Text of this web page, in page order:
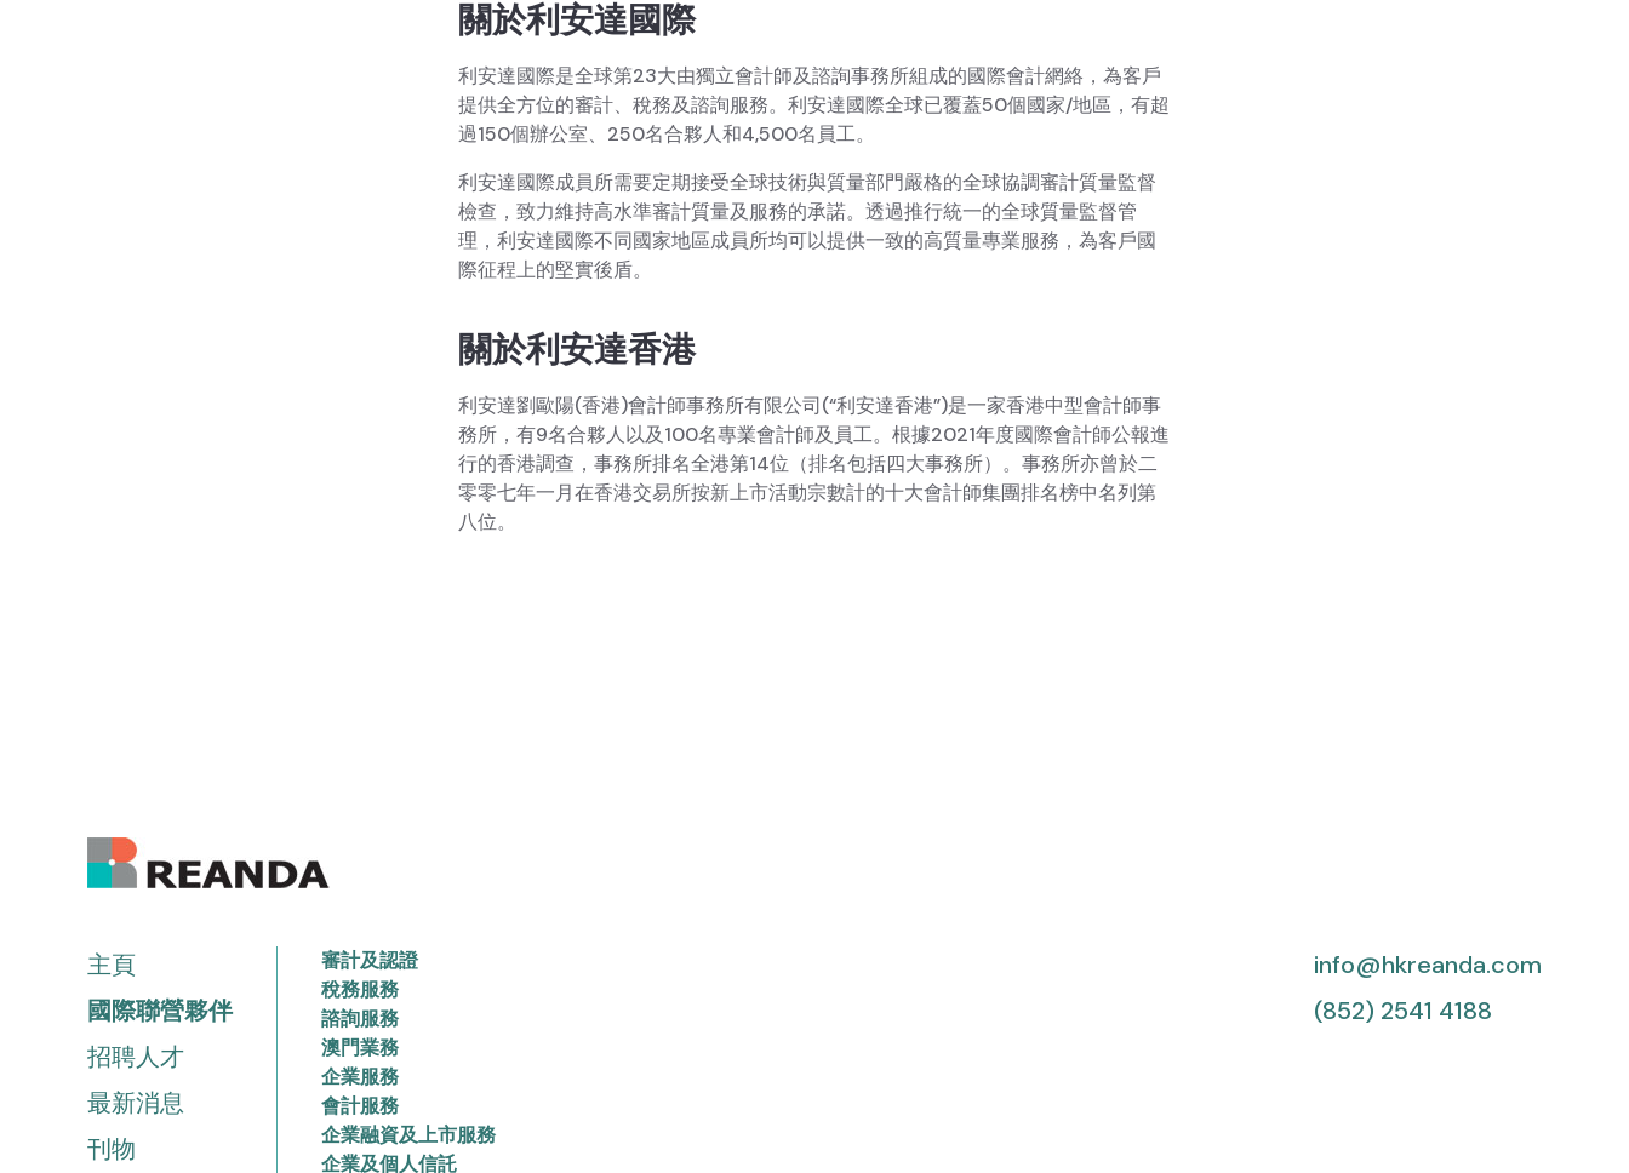
關於利安達國際
利安達國際是全球第23大由獨立會計師及諮詢事務所組成的國際會計網絡，為客戶
提供全方位的審計、稅務及諮詢服務。利安達國際全球已覆蓋50個國家/地區，有超
過150個辦公室、250名合夥人和4,500名員工。
利安達國際成員所需要定期接受全球技術與質量部門嚴格的全球協調審計質量監督
檢查，致力維持高水準審計質量及服務的承諾。透過推行統一的全球質量監督管
理，利安達國際不同國家地區成員所均可以提供一致的高質量專業服務，為客戶國
際征程上的堅實後盾。
關於利安達香港
利安達劉歐陽(香港)會計師事務所有限公司(“利安達香港”)是一家香港中型會計師事
務所，有9名合夥人以及100名專業會計師及員工。根據2021年度國際會計師公報進
行的香港調查，事務所排名全港第14位（排名包括四大事務所）。事務所亦曾於二
零零七年一月在香港交易所按新上市活動宗數計的十大會計師集團排名榜中名列第
八位。
主頁
國際聯營夥伴
招聘人才
最新消息
刊物
審計及認證
稅務服務
諮詢服務
澳門業務
企業服務
會計服務
企業融資及上市服務
企業及個人信託
info@hkreanda.com
(852) 2541 4188